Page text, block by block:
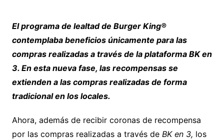
El programa de lealtad de Burger King®
contemplaba beneficios únicamente para las
compras realizadas a través de la plataforma BK en
3. En esta nueva fase, las recompensas se
extienden a las compras realizadas de forma
tradicional en los locales.
Ahora, además de recibir coronas de recompensa
por las compras realizadas a través de BK en 3, los